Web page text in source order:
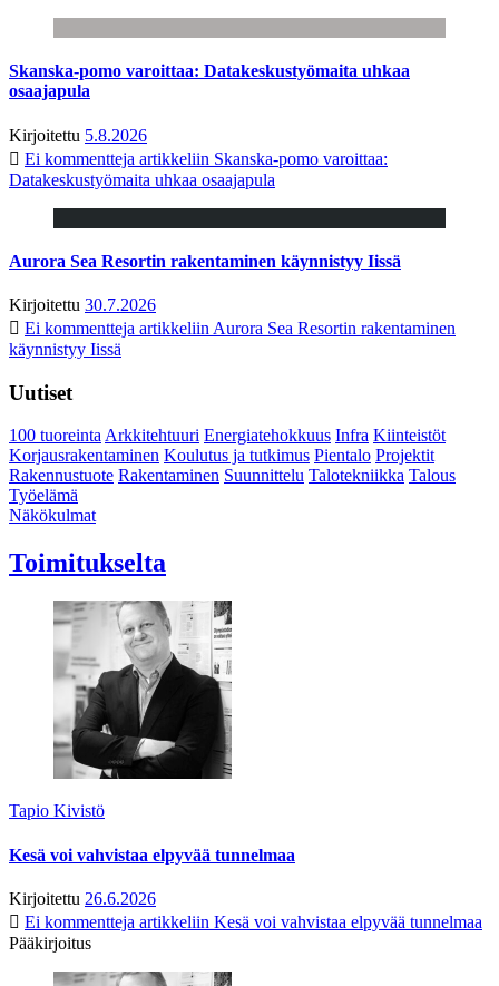
Skanska-pomo varoittaa: Datakeskustyömaita uhkaa
osaajapula
Kirjoitettu 5.8.2026
Ei kommentteja artikkeliin Skanska-pomo varoittaa:
Datakeskustyömaita uhkaa osaajapula
Aurora Sea Resortin rakentaminen käynnistyy Iissä
Kirjoitettu 30.7.2026
Ei kommentteja artikkeliin Aurora Sea Resortin rakentaminen
käynnistyy Iissä
Uutiset
100 tuoreintaArkkitehtuuri Energiatehokkuus Infra Kiinteistöt
Korjausrakentaminen Koulutus ja tutkimus Pientalo Projektit
Rakennustuote Rakentaminen Suunnittelu Talotekniikka Talous
Työelämä
Näkökulmat
Toimitukselta
Tapio Kivistö
Kesä voi vahvistaa elpyvää tunnelmaa
Kirjoitettu 26.6.2026
Ei kommentteja artikkeliin Kesä voi vahvistaa elpyvää tunnelmaa
Pääkirjoitus